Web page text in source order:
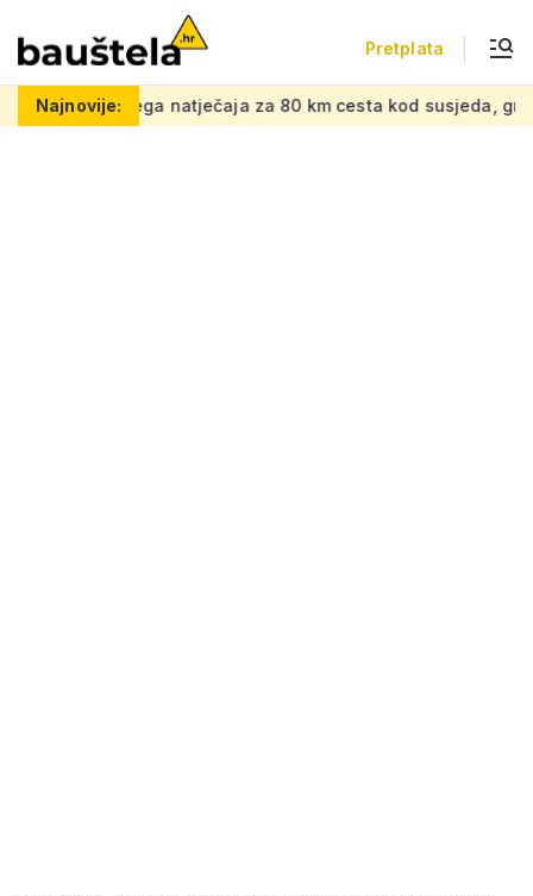
Pretplata
Najnovije:
natječaja za 80 km cesta kod susjeda, gradi se spoj na